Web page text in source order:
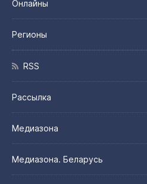
Онлайны
Регионы
RSS
Рассылка
Медиазона
Медиазона. Беларусь